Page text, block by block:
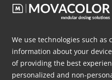
We use technologies such as
information about your
of providing the best
personalized and non-